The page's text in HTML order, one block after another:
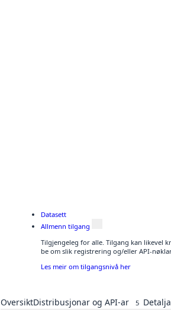
Datasett
Allmenn tilgang
Tilgjengeleg for alle. Tilgang kan likevel
be om slik registrering og/eller API-
Les meir om tilgangsnivå her
OversiktDistribusjonar og API-ar 5